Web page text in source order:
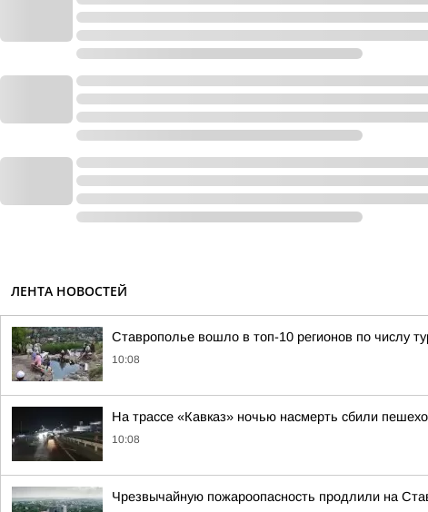
ЛЕНТА НОВОСТЕЙ
Ставрополье вошло в топ-10 регионов по числу
10:08
На трассе «Кавказ» ночью насмерть сбили
10:08
Чрезвычайную пожароопасность продлили на